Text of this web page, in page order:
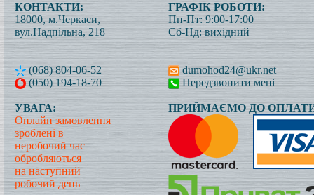
КОНТАКТИ:
18000, м.Черкаси,
вул.Надпільна, 218
(068) 804-06-52
(050) 194-18-70
ГРАФІК РОБОТИ:
Пн-Пт: 9:00-17:00
Сб-Нд: вихідний
dumohod24@ukr.net
Передзвонити мені
УВАГА:
Онлайн замовлення
зроблені в
неробочий час
обробляються
на наступний
робочий день
ПРИЙМАЄМО ДО